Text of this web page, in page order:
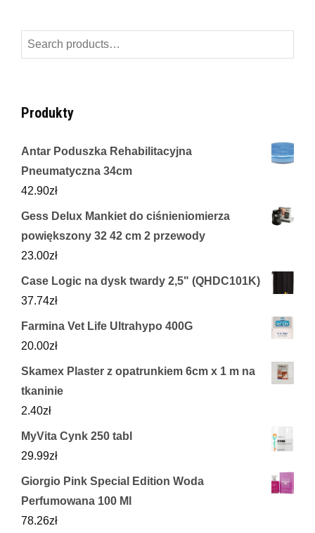
Search
for:
Produkty
Antar Poduszka Rehabilitacyjna
Pneumatyczna 34cm
42.90zł
Gess Delux Mankiet do ciśnieniomierza
powiększony 32 42 cm 2 przewody
23.00zł
Case Logic na dysk twardy 2,5" (QHDC101K)
37.74zł
Farmina Vet Life Ultrahypo 400G
20.00zł
Skamex Plaster z opatrunkiem 6cm x 1 m na
tkaninie
2.40zł
MyVita Cynk 250 tabl
29.99zł
Giorgio Pink Special Edition Woda
Perfumowana 100 Ml
78.26zł